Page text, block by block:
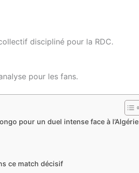
discipliné pour la RDC.
pour les fans.
pour un duel intense face à l’Algérie
ce match décisif